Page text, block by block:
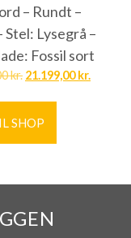
– Rundt –
Stel: Lysegrå –
Fossil sort
kr. 21.199,00kr.
SHOP